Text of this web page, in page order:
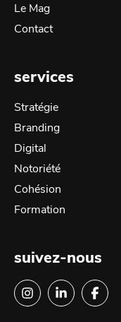
Le Mag
Contact
services
Stratégie
Branding
Digital
Notoriété
Cohésion
Formation
suivez-nous